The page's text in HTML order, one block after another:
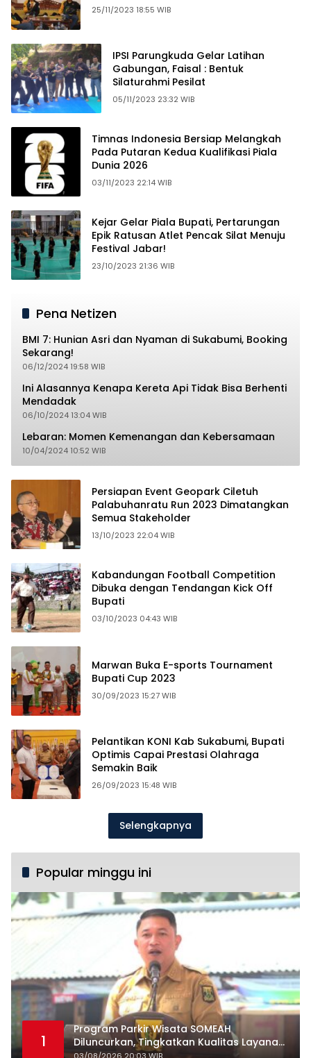
25/11/2023 18:55 WIB
IPSI Parungkuda Gelar Latihan
Gabungan, Faisal : Bentuk
Silaturahmi Pesilat
05/11/2023 23:32 WIB
Timnas Indonesia Bersiap Melangkah
Pada Putaran Kedua Kualifikasi Piala
Dunia 2026
03/11/2023 22:14 WIB
Kejar Gelar Piala Bupati, Pertarungan
Epik Ratusan Atlet Pencak Silat Menuju
Festival Jabar!
23/10/2023 21:36 WIB
Pena Netizen
BMI 7: Hunian Asri dan Nyaman di Sukabumi, Booking
Sekarang!
06/12/2024 19:58 WIB
Ini Alasannya Kenapa Kereta Api Tidak Bisa Berhenti
Mendadak
06/10/2024 13:04 WIB
Lebaran: Momen Kemenangan dan Kebersamaan
10/04/2024 10:52 WIB
Persiapan Event Geopark Ciletuh
Palabuhanratu Run 2023 Dimatangkan
Semua Stakeholder
13/10/2023 22:04 WIB
Kabandungan Football Competition
Dibuka dengan Tendangan Kick Off
Bupati
03/10/2023 04:43 WIB
Marwan Buka E-sports Tournament
Bupati Cup 2023
30/09/2023 15:27 WIB
Pelantikan KONI Kab Sukabumi, Bupati
Optimis Capai Prestasi Olahraga
Semakin Baik
26/09/2023 15:48 WIB
Selengkapnya
Popular minggu ini
1
Program Parkir Wisata SOMEAH
Diluncurkan, Tingkatkan Kualitas Layanan